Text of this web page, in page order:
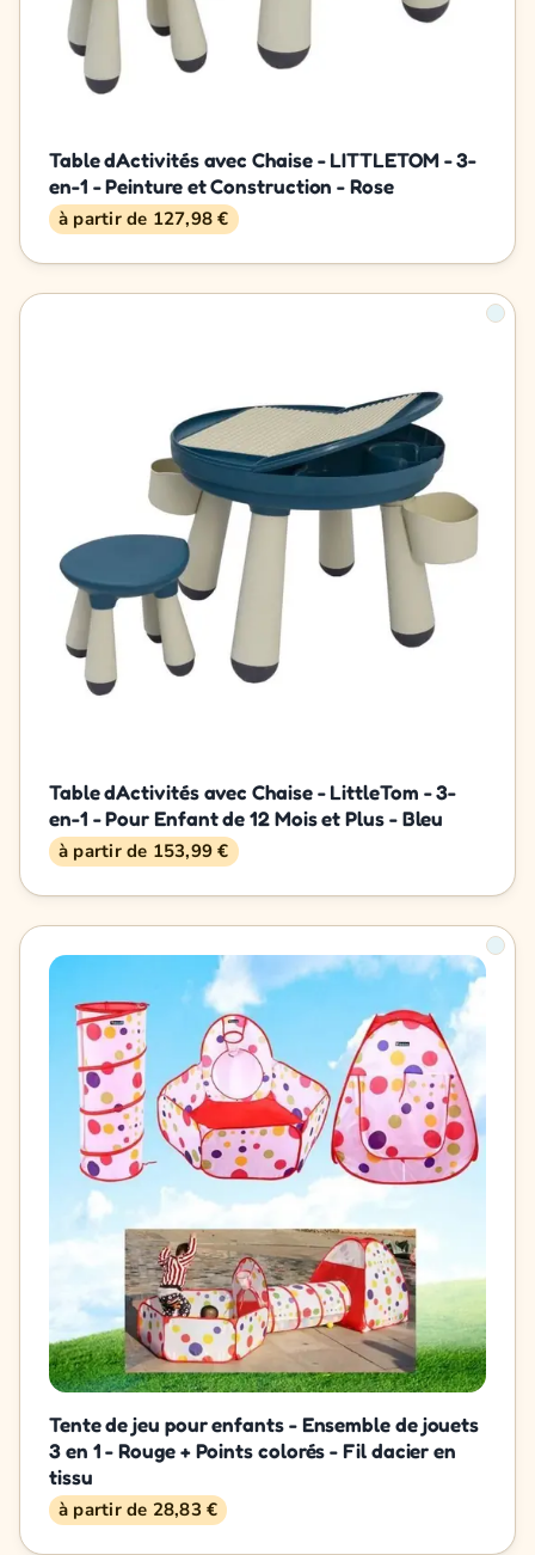
Table dActivités avec Chaise - LITTLETOM - 3-
en-1 - Peinture et Construction - Rose
à partir de 127,98 €
Table dActivités avec Chaise - LittleTom - 3-
en-1 - Pour Enfant de 12 Mois et Plus - Bleu
à partir de 153,99 €
Tente de jeu pour enfants - Ensemble de jouets
3 en 1 - Rouge + Points colorés - Fil dacier en
tissu
à partir de 28,83 €